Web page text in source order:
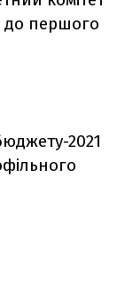
до першого
2021